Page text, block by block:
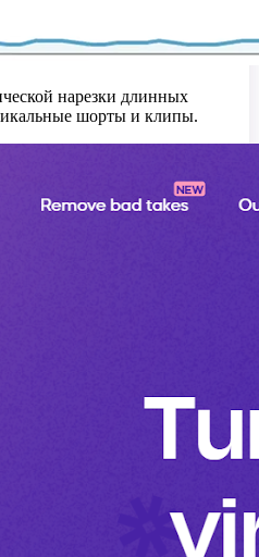
нарезки длинных
шорты и клипы.